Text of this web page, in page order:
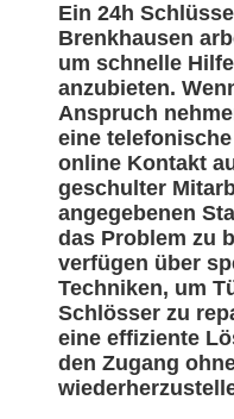
Ein 24h
Brenkhausen
um schnelle
anzubieten.
Anspruch
eine
online Kontakt
geschulter
angegebenen
das Problem zu
verfügen über
Techniken, um
Schlösser zu
eine effiziente
den Zugang